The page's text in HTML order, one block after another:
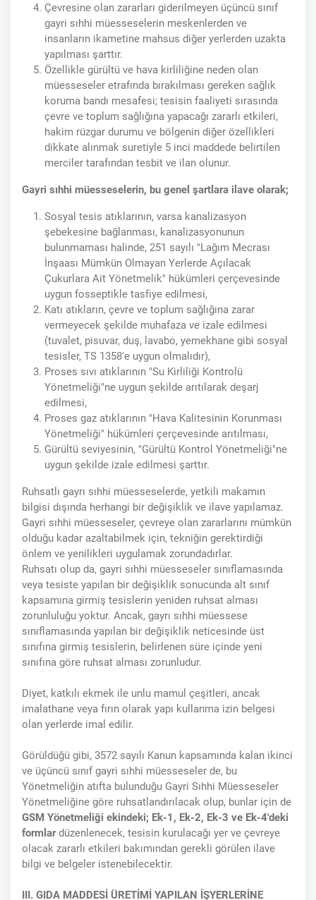
Çevresine olan zararları giderilmeyen üçüncü sınıf
gayri sıhhi müesseselerin meskenlerden ve
insanların ikametine mahsus diğer yerlerden uzakta
yapılması şarttır.
Özellikle gürültü ve hava kirliliğine neden olan
müesseseler etrafında bırakılması gereken sağlık
koruma bandı mesafesi; tesisin faaliyeti sırasında
çevre ve toplum sağlığına yapacağı zararlı etkileri,
hakim rüzgar durumu ve bölgenin diğer özellikleri
dikkate alınmak suretiyle 5 inci maddede belirtilen
merciler tarafından tesbit ve ilan olunur.
Gayri sıhhi müesseselerin, bu genel şartlara ilave olarak;
Sosyal tesis atıklarının, varsa kanalizasyon
şebekesine bağlanması, kanalizasyonunun
bulunmaması halinde, 251 sayılı "Lağım Mecrası
İnşaası Mümkün Olmayan Yerlerde Açılacak
Çukurlara Ait Yönetmelik" hükümleri çerçevesinde
uygun fosseptikle tasfiye edilmesi,
Katı atıkların, çevre ve toplum sağlığına zarar
vermeyecek şekilde muhafaza ve izale edilmesi
(tuvalet, pisuvar, duş, lavabo, yemekhane gibi sosyal
tesisler, TS 1358'e uygun olmalıdır),
Proses sıvı atıklarının "Su Kirliliği Kontrolü
Yönetmeliği"ne uygun şekilde arıtılarak deşarj
edilmesi,
Proses gaz atıklarının "Hava Kalitesinin Korunması
Yönetmeliği" hükümleri çerçevesinde arıtılması,
Gürültü seviyesinin, "Gürültü Kontrol Yönetmeliği"ne
uygun şekilde izale edilmesi şarttır.
Ruhsatlı gayrı sıhhi müesseselerde, yetkili makamın
bilgisi dışında herhangi bir değişiklik ve ilave yapılamaz.
Gayri sıhhi müesseseler, çevreye olan zararlarını mümkün
olduğu kadar azaltabilmek için, tekniğin gerektirdiği
önlem ve yenilikleri uygulamak zorundadırlar.
Ruhsatı olup da, gayri sıhhi müesseseler sınıflamasında
veya tesiste yapılan bir değişiklik sonucunda alt sınıf
kapsamına girmiş tesislerin yeniden ruhsat alması
zorunluluğu yoktur. Ancak, gayrı sıhhi müessese
sınıflamasında yapılan bir değişiklik neticesinde üst
sınıfına girmiş tesislerin, belirlenen süre içinde yeni
sınıfına göre ruhsat alması zorunludur.
Diyet, katkılı ekmek ile unlu mamul çeşitleri, ancak
imalathane veya fırın olarak yapı kullanma izin belgesi
olan yerlerde imal edilir.
Görüldüğü gibi, 3572 sayılı Kanun kapsamında kalan ikinci
ve üçüncü sınıf gayri sıhhi müesseseler de, bu
Yönetmeliğin atıfta bulunduğu Gayri Sıhhi Müesseseler
Yönetmeliğine göre ruhsatlandırılacak olup, bunlar için de
GSM Yönetmeliği ekindeki; Ek-1, Ek-2, Ek-3 ve Ek-4'deki
formlardüzenlenecek, tesisin kurulacağı yer ve çevreye
olacak zararlı etkileri bakımından gerekli görülen ilave
bilgi ve belgeler istenebilecektir.
III. GIDA MADDESİ ÜRETİMİ YAPILAN İŞYERLERİNE